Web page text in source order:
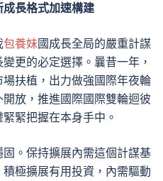
長格式加速構建
包養妹國成長全局的嚴重計謀
更的必定選擇。曩昔一年，
扶植，出力做強國際年夜輪
放，推進國際國際雙輪迴彼
緊把握在本身手中。
。保持擴展內需這個計謀基
極擴展有用投資，內需驅動